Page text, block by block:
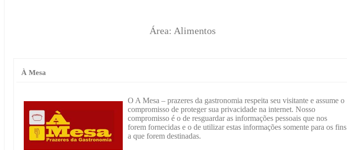
Área: Alimentos
À Mesa
O A Mesa – prazeres da gastronomia respeita seu visitante e assume o
compromisso de proteger sua privacidade na internet. Nosso
compromisso é o de resguardar as informações pessoais que nos
forem fornecidas e o de utilizar estas informações somente para os fins
a que forem destinadas.